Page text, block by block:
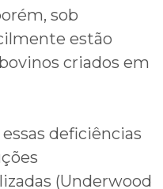
sob
estão
criados em
deficiências
(Underwood